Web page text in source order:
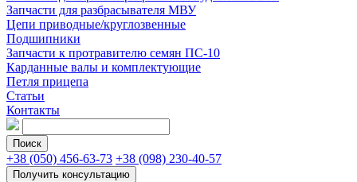
Запчасти для разбрасывателя МВУ
Цепи приводные/круглозвенные
Подшипники
Запчасти к протравителю семян ПС-10
Карданные валы и комплектующие
Петля прицепа
Статьи
Контакты
+38 (050) 456-63-73 +38 (098) 230-40-57